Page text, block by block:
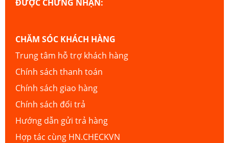
ĐƯỢC CHỨNG NHẬN:
CHĂM SÓC KHÁCH HÀNG
Trung tâm hỗ trợ khách hàng
Chính sách thanh toán
Chính sách giao hàng
Chính sách đổi trả
Hướng dẫn gửi trả hàng
Hợp tác cùng HN.CHECKVN